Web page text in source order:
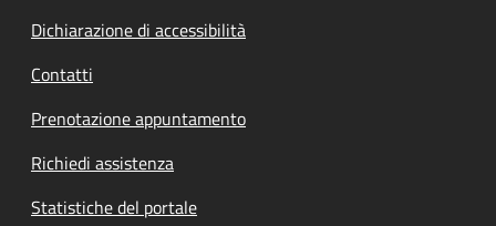
Dichiarazione di accessibilità
Contatti
Prenotazione appuntamento
Richiedi assistenza
Statistiche del portale